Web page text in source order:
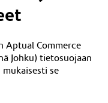
Aptual Commerce
Johku) tietosuojaan
se